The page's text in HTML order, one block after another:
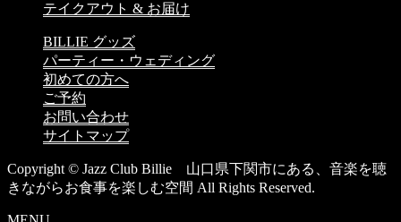
テイクアウト & お届け
BILLIE グッズ
パーティー・ウェディング
初めての方へ
ご予約
お問い合わせ
サイトマップ
Copyright © Jazz Club Billie 山口県下関市にある、音楽を聴
きながらお食事を楽しむ空間 All Rights Reserved.